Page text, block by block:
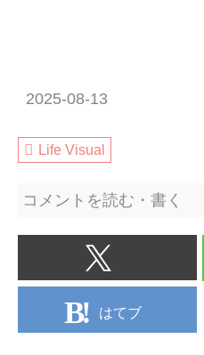
2025-08-13
Life Visual
コメントを読む・書く
はてブ